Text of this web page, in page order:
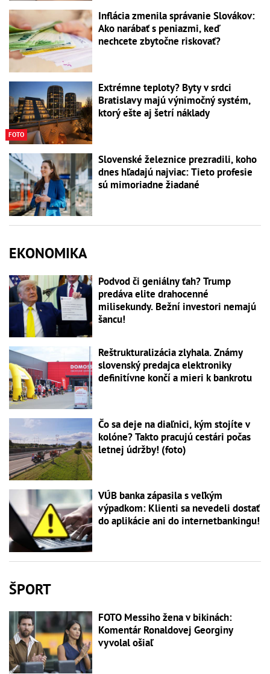
Inflácia zmenila správanie Slovákov:
Ako narábať s peniazmi, keď
nechcete zbytočne riskovať?
FOTO
Extrémne teploty? Byty v srdci
Bratislavy majú výnimočný systém,
ktorý ešte aj šetrí náklady
Slovenské železnice prezradili, koho
dnes hľadajú najviac: Tieto profesie
sú mimoriadne žiadané
EKONOMIKA
Podvod či geniálny ťah? Trump
predáva elite drahocenné
milisekundy. Bežní investori nemajú
šancu!
Reštrukturalizácia zlyhala. Známy
slovenský predajca elektroniky
definitívne končí a mieri k bankrotu
Čo sa deje na diaľnici, kým stojíte v
kolóne? Takto pracujú cestári počas
letnej údržby! (foto)
VÚB banka zápasila s veľkým
výpadkom: Klienti sa nevedeli dostať
do aplikácie ani do internetbankingu!
ŠPORT
FOTO Messiho žena v bikinách:
Komentár Ronaldovej Georginy
vyvolal ošiaľ